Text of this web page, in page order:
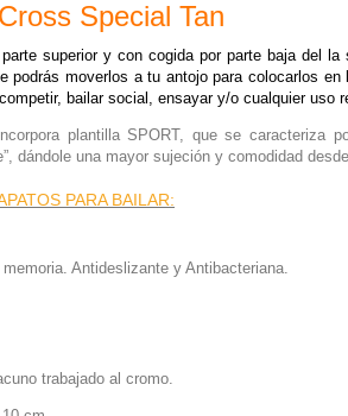
Cross Special Tan
superior y con cogida por parte baja del
podrás moverlos a tu antojo para colocarlos
bailar social, ensayar y/o cualquier
plantilla SPORT, que se
dándole una mayor sujeción y comodidad
PARA BAILAR:
Antideslizante y Antibacteriana.
trabajado al cromo.